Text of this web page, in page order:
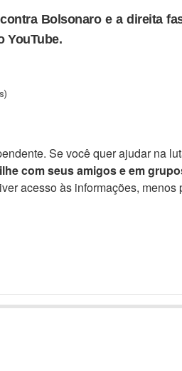
Bolsonaro e a direita
YouTube.
Se você quer ajudar na
com seus amigos e em
acesso às informações, menos